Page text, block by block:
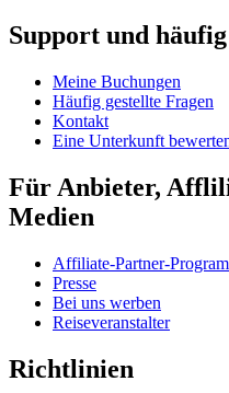
Support und
Meine Buchungen
Häufig gestellte Fragen
Kontakt
Eine Unterkunft
Für Anbieter,
Medien
Affiliate-Partner-
Presse
Bei uns werben
Reiseveranstalter
Richtlinien